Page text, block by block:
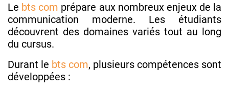
Le bts com prépare aux nombreux enjeux de la
communication moderne. Les étudiants
découvrent des domaines variés tout au long
du cursus.
Durant le bts com, plusieurs compétences sont
développées :